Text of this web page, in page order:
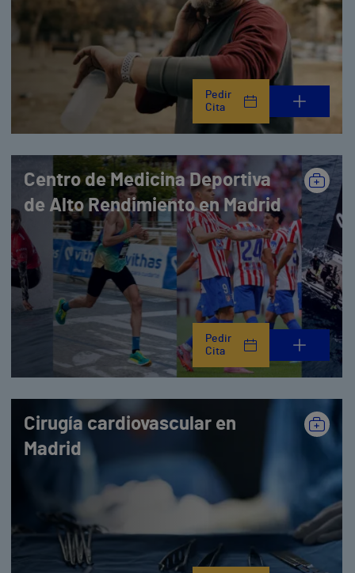
Pedir
Cita
Centro de Medicina Deportiva
de Alto Rendimiento en Madrid
Pedir
Cita
Cirugía cardiovascular en
Madrid